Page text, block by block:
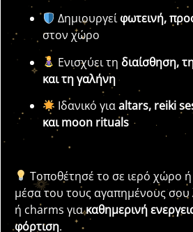
Δημιουργείφωτεινή,
στον χώρο
Ενισχύει τη διαίσθηση,
και τη γαλήνη
Ιδανικό γιαaltars, reiki
και moon rituals
Τοποθέτησέ το σε ιερό χώρο
μέσα του τους αγαπημένους σου
ή charms γιακαθημερινή
φόρτιση.